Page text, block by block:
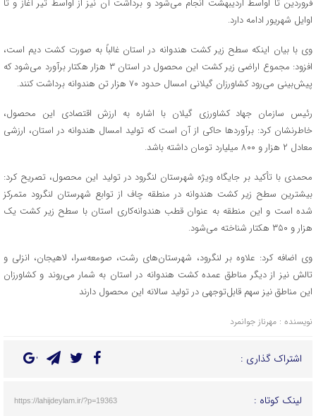
اوایل شهریور ادامه دارد.
وی با بیان اینکه سطح زیر کشت هندوانه در استان غالباً به صورت کشت دیم است،
افزود: مجموع اراضی زیر کشت این محصول در استان ۳ هزار هکتار برآورد می‌شود که
پیش‌بینی می‌رود کشاورزان گیلانی امسال حدود ۷۰ هزار تن هندوانه برداشت کنند.
رئیس سازمان جهاد کشاورزی گیلان با اشاره به ارزش اقتصادی این محصول،
خاطرنشان کرد: برآوردها حاکی از آن است که تولید امسال هندوانه در استان، ارزشی
معادل ۲ هزار و ۸۰۰ میلیارد تومان داشته باشد.
محمدی با تأکید بر جایگاه ویژه شهرستان لنگرود در تولید این محصول، تصریح کرد:
بیشترین سطح زیر کشت هندوانه در منطقه چاف از توابع شهرستان لنگرود متمرکز
شده است و این منطقه به عنوان قطب هندوانه‌کاری استان با سطح زیر کشت یک
هزار و ۳۵۰ هکتار شناخته می‌شود.
وی اضافه کرد: علاوه بر لنگرود، شهرستان‌های رشت، صومعه‌سرا، لاهیجان، انزلی و
تالش نیز از دیگر مناطق عمده کشت هندوانه در استان به شمار می‌روند و کشاورزان
این مناطق نیز سهم قابل‌توجهی در تولید سالانه این محصول دارند
نویسنده : مهرناز جوانمرد
اشتراک گذاری :
لینک کوتاه : https://lahijdeylam.ir/?p=19363